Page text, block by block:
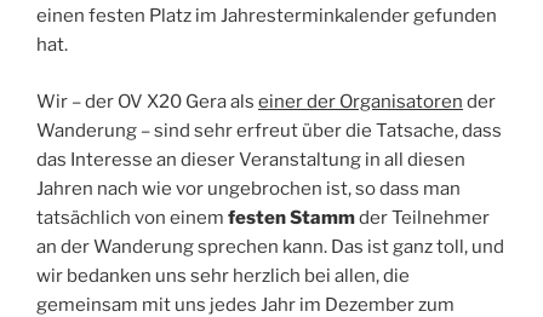
einen festen Platz im Jahresterminkalender gefunden
hat.
Wir – der OV X20 Gera als einer der Organisatoren der
Wanderung – sind sehr erfreut über die Tatsache, dass
das Interesse an dieser Veranstaltung in all diesen
Jahren nach wie vor ungebrochen ist, so dass man
tatsächlich von einem festen Stammder Teilnehmer
an der Wanderung sprechen kann. Das ist ganz toll, und
wir bedanken uns sehr herzlich bei allen, die
gemeinsam mit uns jedes Jahr im Dezember zum